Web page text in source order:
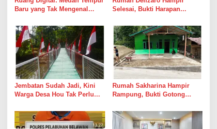
Baru yang Tak Mengenal
Selesai, Bukti Harapan
Suara Palu dan Semen
Jembatan Sudah Jadi, Kini
Warga Desa Hou Tak Perlu
Sungai
Rumah Sakharina Hampir
Rampung, Bukti Gotong
dari Janji Banyak Orang